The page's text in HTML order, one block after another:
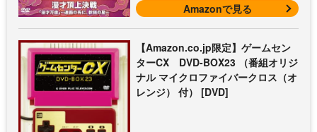
Amazonで見る
【Amazon.co.jp限定】ゲームセン
ターCX DVD-BOX23 （番組オリジ
ナル マイクロファイバークロス（オ
レンジ） 付） [DVD]